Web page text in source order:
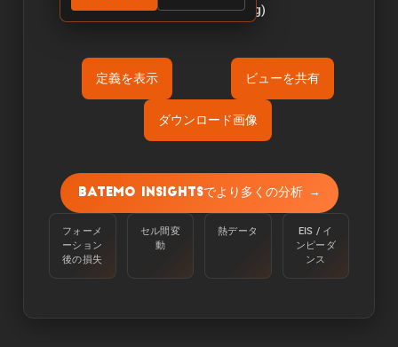
定義を表示 ビューを共有
ダウンロード画像
容量は、周囲温度25℃で、100%から定電流
C/10で下限電圧に達するまで放電させて測定す
る。
Òé¿ÒâìÒâ½Òé«Òâ╝:
エネルギーは、周囲温度25℃のセルを100％か
せることで測定される。
Batemo Insightsでより多くの分析 →
フォーメ
ーション
後の損失
セル間変
動
熱データ
EIS / イ
ンピーダ
ンス